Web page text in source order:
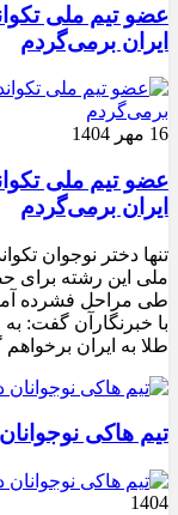
عضو تیم ملی
ایران برمی‌گردم
16 مهر 1404
عضو تیم ملی
ایران برمی‌گردم
تنها دختر نوجوان
ملی این رشته برای
طی مراحل فشرده
با خبرنگارآن گفت:
طلا به ایران
تیم هاکی
1404